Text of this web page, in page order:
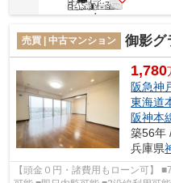
売買 | 中古マンション 御影グ
1,780
阪急神
東海道
阪神本
築56年
兵庫県
【頭金０円・諸費用もローン可】